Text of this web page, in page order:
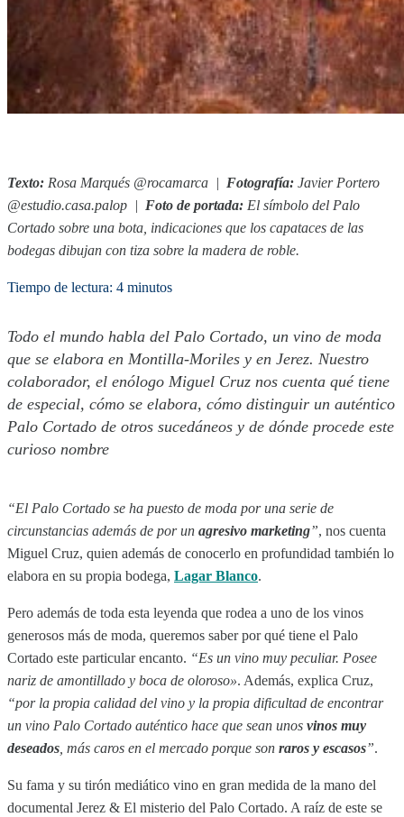
Texto: Rosa Marqués @rocamarca | Fotografía: Javier Portero
@estudio.casa.palop | Foto de portada: El símbolo del Palo
Cortado sobre una bota, indicaciones que los capataces de las
bodegas dibujan con tiza sobre la madera de roble.
Tiempo de lectura: 4 minutos
Todo el mundo habla del Palo Cortado, un vino de moda
que se elabora en Montilla-Moriles y en Jerez. Nuestro
colaborador, el enólogo Miguel Cruz nos cuenta qué tiene
de especial, cómo se elabora, cómo distinguir un auténtico
Palo Cortado de otros sucedáneos y de dónde procede este
curioso nombre
“El Palo Cortado se ha puesto de moda por una serie de
circunstancias además de por un agresivo marketing”, nos cuenta
Miguel Cruz, quien además de conocerlo en profundidad también lo
elabora en su propia bodega, Lagar Blanco.
Pero además de toda esta leyenda que rodea a uno de los vinos
generosos más de moda, queremos saber por qué tiene el Palo
Cortado este particular encanto. “Es un vino muy peculiar. Posee
nariz de amontillado y boca de oloroso». Además, explica Cruz,
“por la propia calidad del vino y la propia dificultad de encontrar
un vino Palo Cortado auténtico hace que sean unos vinos muy
deseados , más caros en el mercado porque son raros y escasos”.
Su fama y su tirón mediático vino en gran medida de la mano del
documental Jerez & El misterio del Palo Cortado. A raíz de este se